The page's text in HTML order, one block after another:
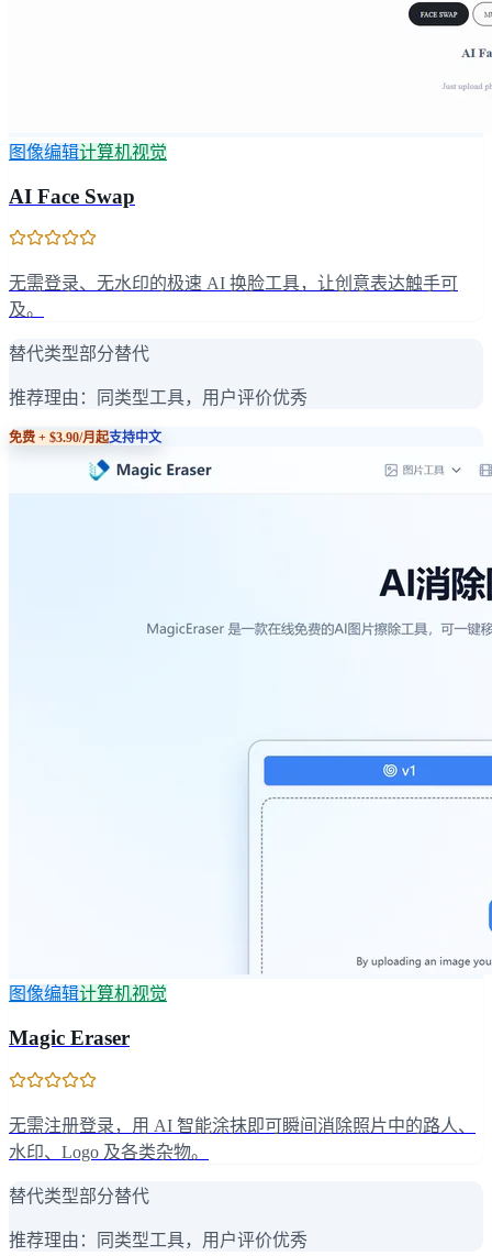
图像编辑计算机视觉
AI Face Swap
无需登录、无水印的极速 AI 换脸工具，让创意表达触手可
及。
替代类型部分替代
推荐理由： 同类型工具，用户评价优秀
免费 + $3.90/月起支持中文
图像编辑计算机视觉
Magic Eraser
无需注册登录，用 AI 智能涂抹即可瞬间消除照片中的路人、
水印、Logo 及各类杂物。
替代类型部分替代
推荐理由： 同类型工具，用户评价优秀